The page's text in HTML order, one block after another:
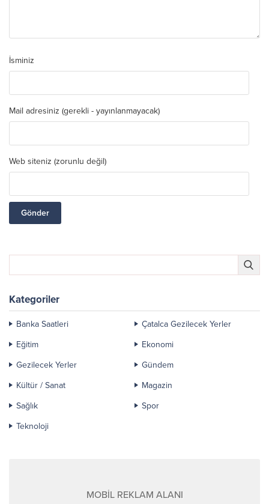
İsminiz
Mail adresiniz (gerekli - yayınlanmayacak)
Web siteniz (zorunlu değil)
Kategoriler
Banka Saatleri
Çatalca Gezilecek Yerler
Eğitim
Ekonomi
Gezilecek Yerler
Gündem
Kültür / Sanat
Magazin
Sağlık
Spor
Teknoloji
MOBİL REKLAM ALANI